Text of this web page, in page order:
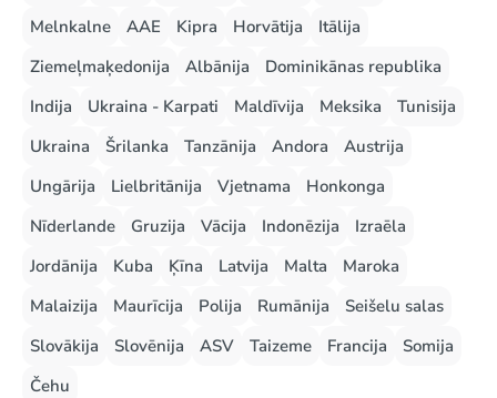
Melnkalne
AAE Kipra Horvātija
Itālija
Ziemeļmaķedonija
Albānija
Dominikānas republika
Indija
Ukraina - Karpati Maldīvija Meksika
Tunisija
Ukraina
Šrilanka Tanzānija Andora
Austrija
Ungārija
Lielbritānija Vjetnama
Honkonga
Nīderlande
Gruzija Vācija Indonēzija
Izraēla
Jordānija
Kuba Ķīna Latvija Malta
Maroka
Malaizija
Maurīcija Polija Rumānija
Seišelu salas
Slovākija
Slovēnija ASV Taizeme Francija
Somija
Čehu